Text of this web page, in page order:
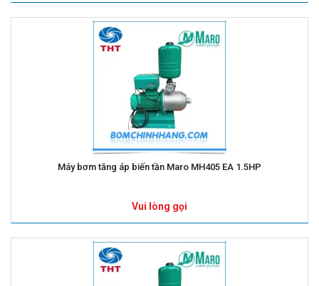
Máy bơm tăng áp biến tần Maro MH405 EA 1.5HP
Vui lòng gọi